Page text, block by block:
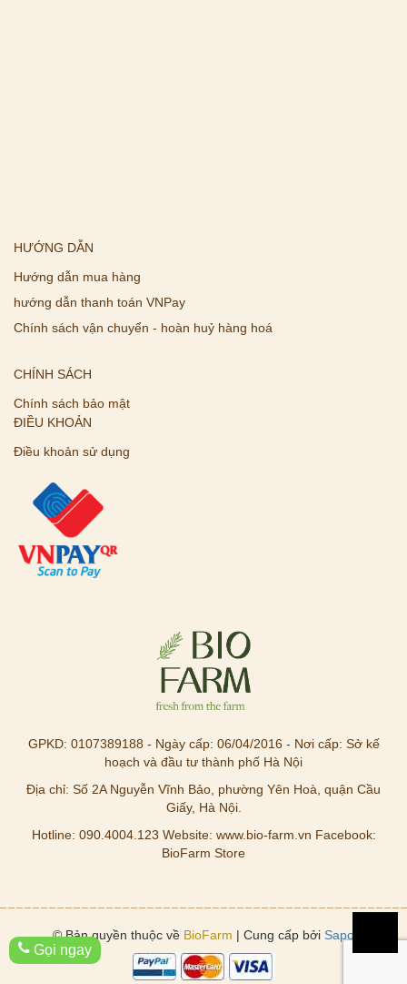
HƯỚNG DẪN
Hướng dẫn mua hàng
hướng dẫn thanh toán VNPay
Chính sách vận chuyển - hoàn huỷ hàng hoá
CHÍNH SÁCH
Chính sách bảo mật
ĐIỀU KHOẢN
Điều khoản sử dụng
GPKD: 0107389188 - Ngày cấp: 06/04/2016 - Nơi cấp: Sở kế
hoạch và đầu tư thành phố Hà Nội
Địa chỉ: Số 2A Nguyễn Vĩnh Bảo, phường Yên Hoà, quận Cầu
Giấy, Hà Nội.
Hotline: 090.4004.123 Website: www.bio-farm.vn Facebook:
BioFarm Store
© Bản quyền thuộc về BioFarm | Cung cấp bởi Sapo
Gọi ngay